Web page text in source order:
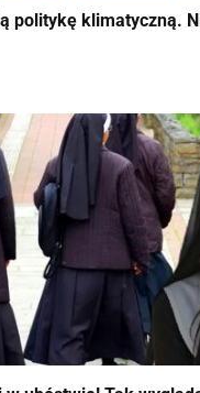
politykę klimatyczną.